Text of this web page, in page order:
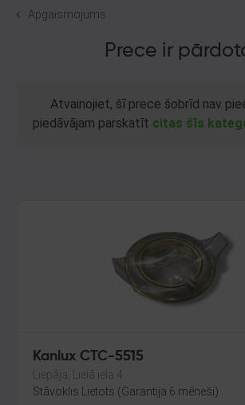
Apgaismojums
Prece ir
Atvainojiet, šī prece šobrīd nav
piedāvājam parskatīt citas šīs
Kanlux CTC-5515
Liepāja, Lielā iela 4
Stāvoklis Lietots (Garantija 6 mēneši)